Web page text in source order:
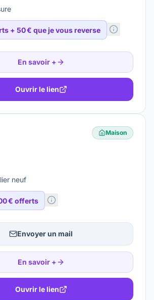
+ 50 € que je vous reverse
En savoir +
Ouvrir le lien
Maison
neuf
€ offerts
Envoyer un mail
En savoir +
Ouvrir le lien